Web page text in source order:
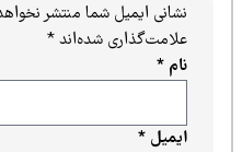
نشانی ایمیل شما منتشر نخواهد شد.
علامت‌گذاری شده‌اند*
ایمیل*